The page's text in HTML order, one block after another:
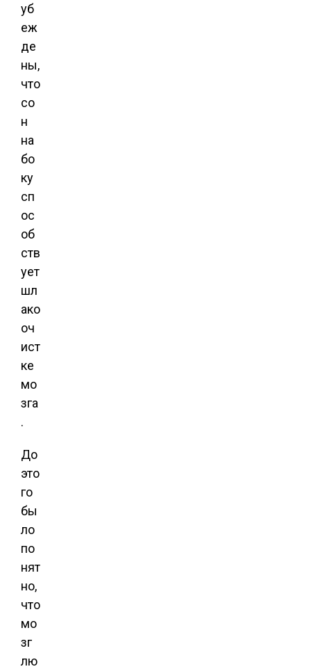
уб
еж
де
ны,
что
со
н
на
бо
ку
сп
ос
об
ств
ует
шл
ако
оч
ист
ке
мо
зга
.
До
это
го
бы
ло
по
нят
но,
что
мо
зг
лю